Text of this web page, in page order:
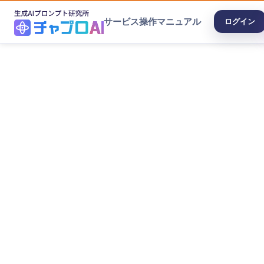
サービス操作マニュアル ログイン